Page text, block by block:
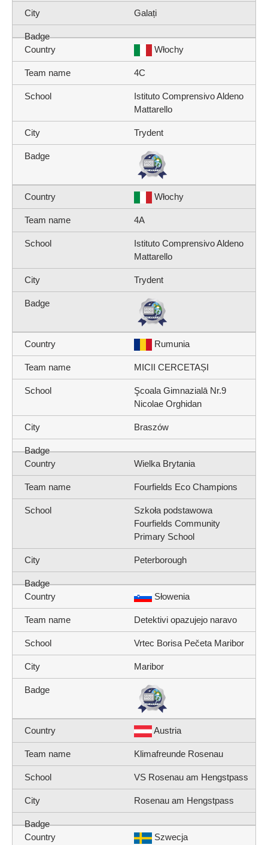
Galați
Włochy
4C
Istituto Comprensivo Aldeno
Mattarello
Trydent
Włochy
4A
Istituto Comprensivo Aldeno
Mattarello
Trydent
Rumunia
MICII CERCETAȘI
Şcoala Gimnazialā Nr.9
Nicolae Orghidan
Braszów
Wielka Brytania
Fourfields Eco Champions
Szkoła podstawowa
Fourfields Community
Primary School
Peterborough
Słowenia
Detektivi opazujejo naravo
Vrtec Borisa Pečeta Maribor
Maribor
Austria
Klimafreunde Rosenau
VS Rosenau am Hengstpass
Rosenau am Hengstpass
Szwecja